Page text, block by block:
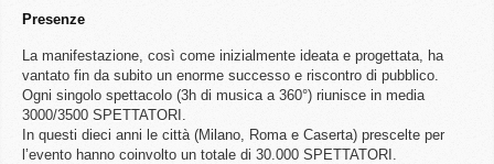
Presenze
La manifestazione, così come inizialmente ideata e progettata, ha
vantato fin da subito un enorme successo e riscontro di pubblico.
Ogni singolo spettacolo (3h di musica a 360°) riunisce in media
3000/3500 SPETTATORI.
In questi dieci anni le città (Milano, Roma e Caserta) prescelte per
l’evento hanno coinvolto un totale di 30.000 SPETTATORI.